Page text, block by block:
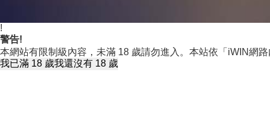
!
警告!
本網站有限制級內容，未滿 18 歲請勿進入。本站依「iWIN網
我已滿 18 歲我還沒有 18 歲